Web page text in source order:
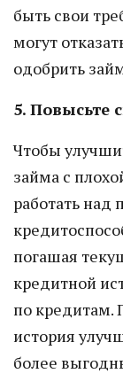
быть свои
могут
одобрить
5. Повысьте
Чтобы
займа с
работать
погашая
кредитной
по кредитам.
история
более